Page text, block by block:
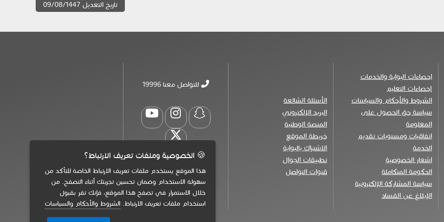
تاريخ التعديل 09/08/1447
احصاءات البوابة والخدمات
إحصاءات التعليم
الشروط والأحكام والسياسات
سياسة حق الحصول على
المعلومة
اتفاقيات ومستويات تقديم
الخدمة
اشعار الخصوصية
الحكومة المتكاملة
سياسة المشاركة الإلكترونية
الإبلاغ عن الفساد
الأسئلة الشائعة
البريد الإلكتروني
المنصة الوطنية
خريطة الموقع
الاشتراك بالبوابة
تطبيقات الجوال
قنوات التواصل
للتواصل معنا 19996
🍪 الخصوصية وملفات تعريف الارتباط؟
هذا الموقع يستخدم ملفات تعريف الارتباط الخاصة للتأكد من
سهولة الاستخدام وضمان تحسين تجربتك أثناء التصفح. من
خلال الاستمرار في تصفح هذا الموقع، فإنك تقر بقبول
استخدام ملفات تعريف الارتباط. الشروط والأحكام والسياسات